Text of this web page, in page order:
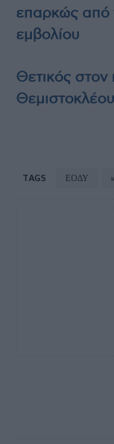
επαρκώς από
εμβολίου
Θετικός
TAGS ΕΟΔΥ